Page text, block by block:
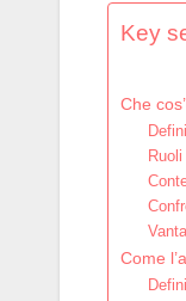
Key
Che
Come